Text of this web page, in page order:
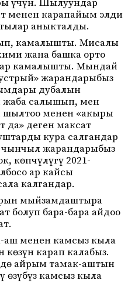
үчүн. Шылуундар
менен карапайым элди
аныкталды.
камалышты. Мисалы
жана башка орто
камалышты. Мындай
жарандарыбыз
дубалын
жаба салышып, мен
шылтоо менен «акыры
деген максат
кура салгандар
чынчыл жарандарыбыз
көпчүлүгү 2021-
ар кайсы
калгандар.
мыйзамдаштыра
болуп бара-бара айдоо
аш менен камсыз кыла
көзүн карап калабыз.
айрым тамак-аштын
өзүбүз камсыз кыла